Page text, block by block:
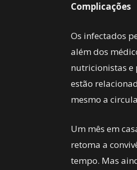
Complicações
Os infectados
além dos
nutricionistas e
estão
mesmo a
Um mês em
retoma a
tempo. Mas